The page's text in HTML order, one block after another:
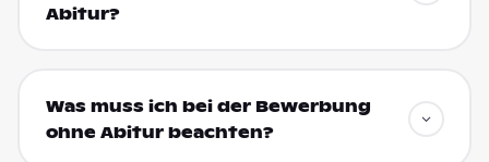
Abitur?
Was muss ich bei der Bewerbung
ohne Abitur beachten?